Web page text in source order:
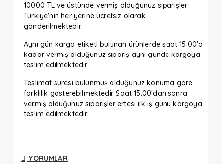
10000 TL ve üstünde vermiş olduğunuz siparişler
Türkiye'nin her yerine ücretsiz olarak
gönderilmektedir.
Aynı gün kargo etiketi bulunan ürünlerde saat 15:00'a
kadar vermiş olduğunuz sipariş aynı günde kargoya
teslim edilmektedir.
Teslimat süresi bulunmuş olduğunuz konuma göre
farklılık gösterebilmektedir. Saat 15:00'dan sonra
vermiş olduğunuz siparişler ertesi ilk iş günü kargoya
teslim edilmektedir.
YORUMLAR